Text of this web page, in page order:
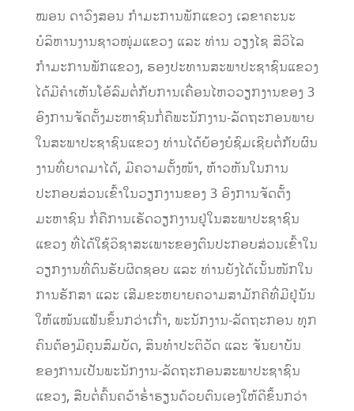
ໝອນ ດາວົງສອນ ກຳມະການພັກແຂວງ ເລຂາຄະນະ
ບໍລິຫານງານຊາວໜຸ່ມແຂວງ ແລະ ທ່ານ ວຽງໄຊ ສີວິໄລ
ກຳມະການພັກແຂວງ, ຮອງປະທານສະພາປະຊາຊົນແຂວງ
​ໄດ້​ມີ​ຄໍາ​ເຫັນ​ໂອ້​ລົມ​ຕໍ່​ກັບ​ການ​ເຄື່ອນ​ໄຫວ​ວຽກ​ງານ​ຂອງ 3
ອົງການ​ຈັດ​ຕັ້ງ​ມະຫາຊົນ​ກໍ່​ຄື​ພະນັກງານ-​ລັດຖະກອນ​ພາຍ​
ໃນ​ສະພາ​ປະຊາຊົນ​ແຂວງ ທ່ານ​ໄດ້​ຍ້ອງຍໍ​ຊົມ​ເຊີຍ​ຕໍ່​ກັບ​ຜົນ
ງານ​ທີ່​ຍາດ​ມາ​ໄດ້, ມີ​ຄວາມ​ຕັ້ງໜ້າ, ຫ້າວຫັນ​ໃນ​ການ​
ປະກອບສ່ວນ​ເຂົ້າ​ໃນ​ວຽກ​ງານ​ຂອງ 3 ອົງການ​ຈັດ​ຕັ້ງ​
ມະຫາຊົນ ກໍ່​ຄື​ການ​ເຮັດ​ວຽກ​ງານ​ຢູ່​ໃນ​ສະພາ​ປະຊາຊົນ​
ແຂວງ ທີ່​ໄດ້​ໃຊ້​ວິຊາ​ສະ​ເພາະ​ຂອງ​ຕົນ​ປະກອບສ່ວນເຂົ້າໃນ
ວຽກງານທີ່​ຕົນ​ຮັບຜິດຊອບ ​ແລະ ທ່ານ​ຍັງ​ໄດ້​ເນັ້ນ​ໜັກ​​ໃນ​
ການ​ຮັກສາ ​ແລະ ​ເສີມ​ຂະ​ຫຍາ​ຍຄວາມ​ສາມັກຄີ​ທີ່​ມີ​ຢູ່​ນັນ​
ໃຫ້​ແໜ້ນ​ແຟ້ນຂຶ້ນ​ກວ່າ​ເກົ່າ, ພະນັກງານ-ລັດ​ຖະ​ກອນ ​ທຸກ​
ຄົນ​ຕ້ອງ​ມີ​ຄຸນສົມບັດ, ສິນ​ທໍາ​ປະຕິວັດ ​ແລະ ຈັນ​ຍາ​ບັນ​
ຂອງ​ການ​ເປັນ​ພະນັກງານ-ລັດຖະກອນ​ສະພາ​ປະຊາຊົນ​
ແຂວງ, ສືບ​ຕໍ່​ຄົ້ນ​ຄວ້າ​ຮໍ່າຮຽນ​ດ້ວຍ​ຕົນ​ເອງ​ໃຫ້​ດີ​ຂຶ້ນ​ກວ່າ​